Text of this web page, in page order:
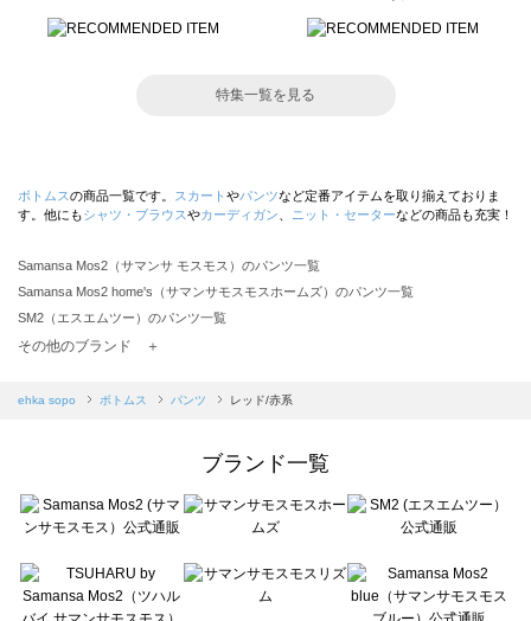
特集一覧を見る
ボトムスの商品一覧です。 スカート やパンツなど定番アイテムを取り揃えておりま
す。他にもシャツ・ブラウスやカーディガン ニット・セーターなどの商品も充実！
Samansa Mos2（サマンサ モスモス）のパンツ一覧
Samansa Mos2 home's（サマンサモスモスホームズ）のパンツ一覧
SM2（エスエムツー）のパンツ一覧
TSUHARU by Samansa Mos2（ツハルバイサマンサモスモス）のパンツ一覧
Samansa Mos2 blue（サマンサモスモス ブルー）のパンツ一覧
sō4ū（ソウフォーユー）のパンツ一覧
Te chichi（テチチ）のパンツ一覧
Te chichi CLASSIC（テチチ クラシック）のパンツ一覧
Lugnoncure（ルノンキュール）のパンツ一覧
BETTY'S BLUE（べティーズブルー）のパンツ一覧
その他のブランド ＋
ehka sopo ボトムス パンツ レッド/赤系
ブランド一覧